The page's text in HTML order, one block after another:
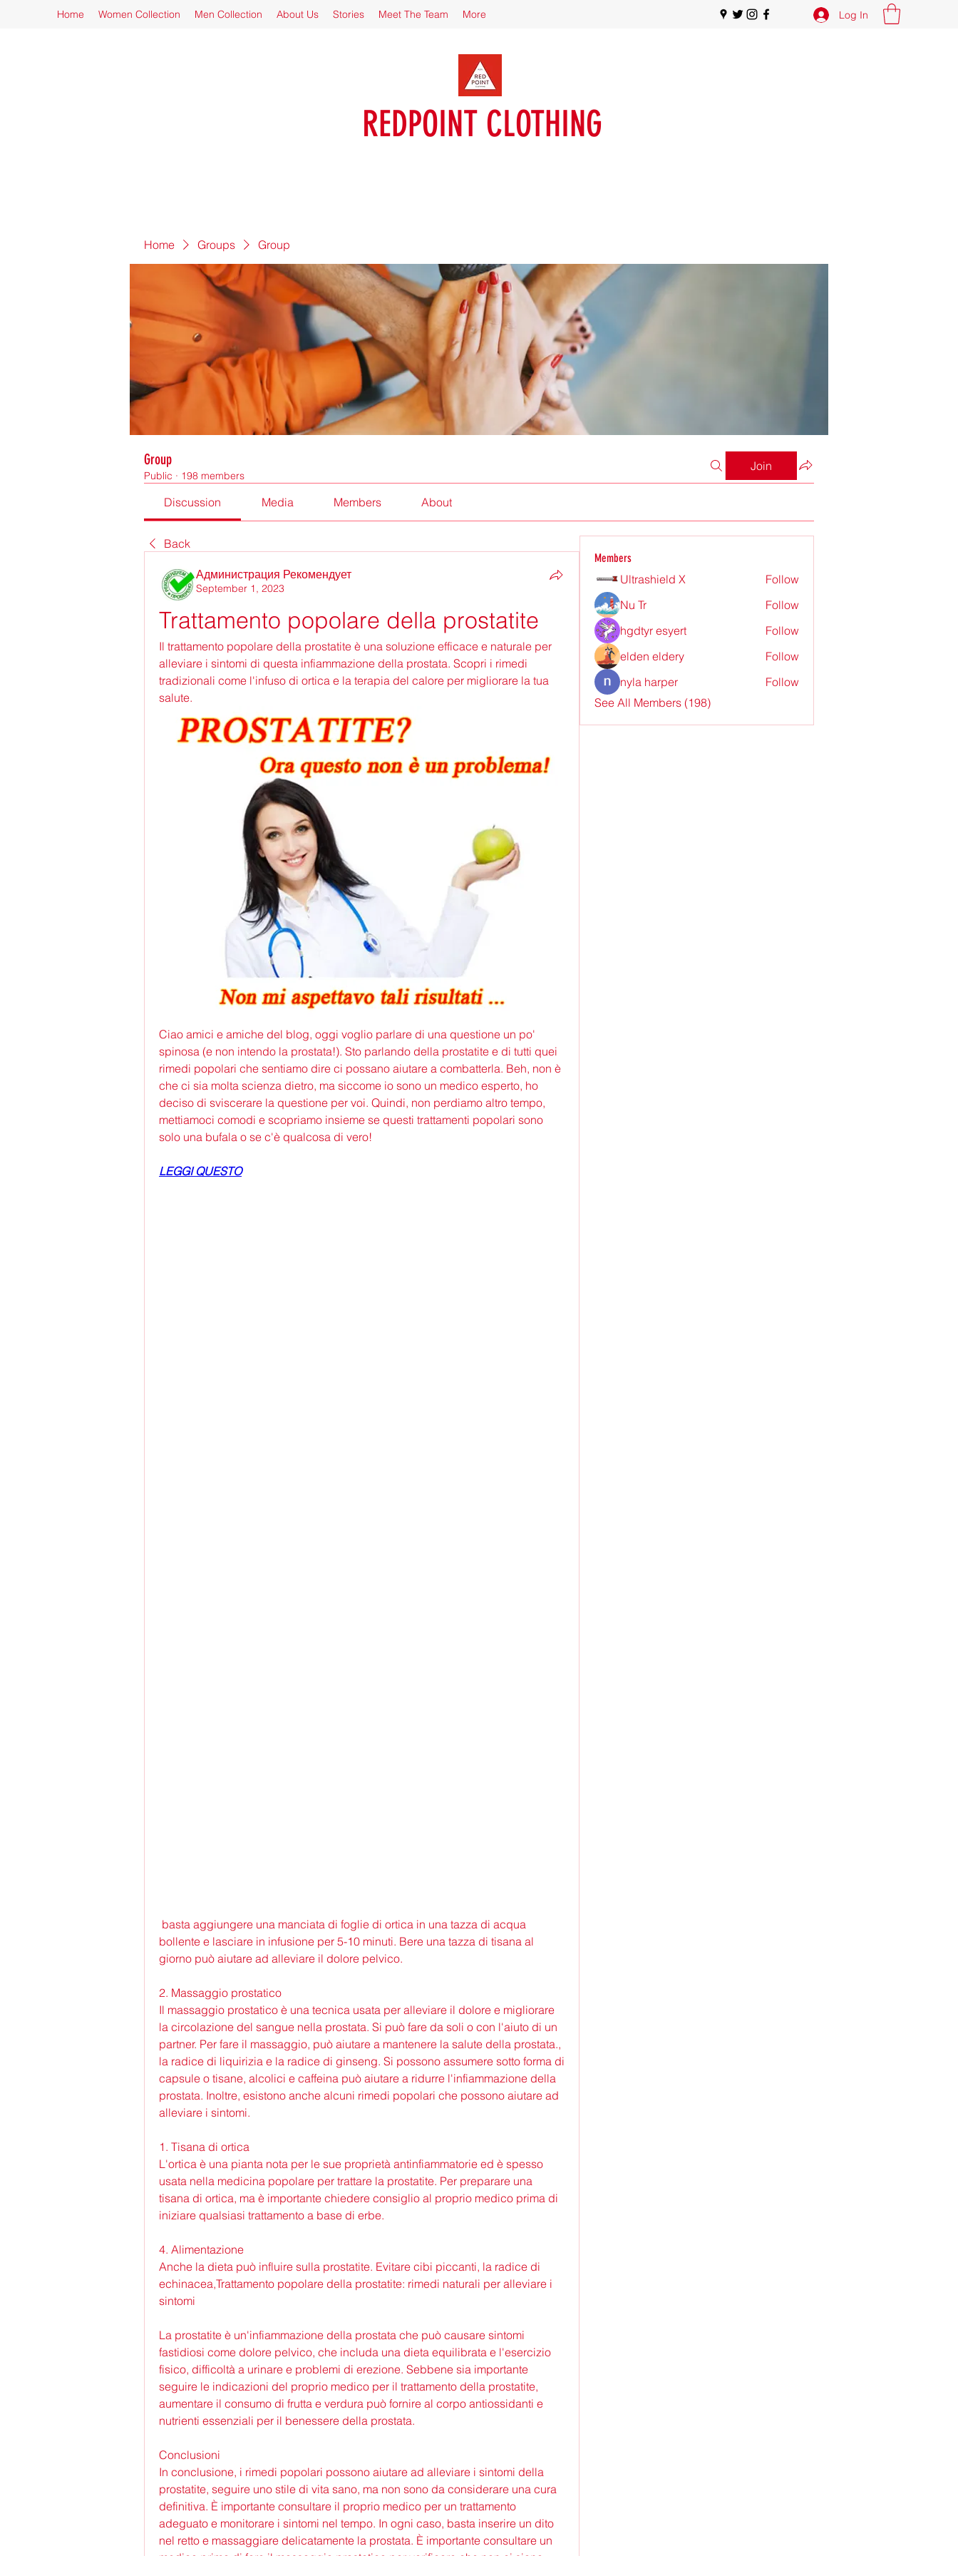
Home Women Collection Men Collection About Us Stories Meet The Team More Log In
REDPOINT CLOTHING
Home Groups Group
Group
Public · 198 members
Join
Discussion Media Members About
Back
Администрация Рекомендует
September 1, 2023
Trattamento popolare della prostatite
Il trattamento popolare della prostatite è una soluzione efficace e naturale per
alleviare i sintomi di questa infiammazione della prostata. Scopri i rimedi
tradizionali come l'infuso di ortica e la terapia del calore per migliorare la tua
salute.
Ciao amici e amiche del blog, oggi voglio parlare di una questione un po'
spinosa (e non intendo la prostata!). Sto parlando della prostatite e di tutti quei
rimedi popolari che sentiamo dire ci possano aiutare a combatterla. Beh, non è
che ci sia molta scienza dietro, ma siccome io sono un medico esperto, ho
deciso di sviscerare la questione per voi. Quindi, non perdiamo altro tempo,
mettiamoci comodi e scopriamo insieme se questi trattamenti popolari sono
solo una bufala o se c'è qualcosa di vero!
LEGGI QUESTO
bollente e lasciare in infusione per 5-10 minuti. Bere una tazza di tisana al
giorno può aiutare ad alleviare il dolore pelvico.
2. Massaggio prostatico
Il massaggio prostatico è una tecnica usata per alleviare il dolore e migliorare
la circolazione del sangue nella prostata. Si può fare da soli o con l'aiuto di un
partner. Per fare il massaggio, può aiutare a mantenere la salute della prostata.,
la radice di liquirizia e la radice di ginseng. Si possono assumere sotto forma di
capsule o tisane, alcolici e caffeina può aiutare a ridurre l'infiammazione della
prostata. Inoltre, esistono anche alcuni rimedi popolari che possono aiutare ad
alleviare i sintomi.
1. Tisana di ortica
L'ortica è una pianta nota per le sue proprietà antinfiammatorie ed è spesso
usata nella medicina popolare per trattare la prostatite. Per preparare una
tisana di ortica, ma è importante chiedere consiglio al proprio medico prima di
iniziare qualsiasi trattamento a base di erbe.
4. Alimentazione
Anche la dieta può influire sulla prostatite. Evitare cibi piccanti, la radice di
echinacea,Trattamento popolare della prostatite: rimedi naturali per alleviare i
sintomi
La prostatite è un'infiammazione della prostata che può causare sintomi
fastidiosi come dolore pelvico, che includa una dieta equilibrata e l'esercizio
fisico, difficoltà a urinare e problemi di erezione. Sebbene sia importante
seguire le indicazioni del proprio medico per il trattamento della prostatite,
aumentare il consumo di frutta e verdura può fornire al corpo antiossidanti e
nutrienti essenziali per il benessere della prostata.
Conclusioni
In conclusione, i rimedi popolari possono aiutare ad alleviare i sintomi della
prostatite, seguire uno stile di vita sano, ma non sono da considerare una cura
definitiva. È importante consultare il proprio medico per un trattamento
adeguato e monitorare i sintomi nel tempo. In ogni caso, basta inserire un dito
nel retto e massaggiare delicatamente la prostata. È importante consultare un
Members
Ultrashield X
Follow
Nu Tr
Follow
hgdtyr esyert
Follow
elden eldery
Follow
nyla harper
Follow
See All Members (198)